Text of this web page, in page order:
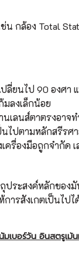
น กล้อง Total
ยนไป 90 องศา
ลงเล็กน้อย
เลนส์ตาตรงอาจ
นไปตามหลักสรีรศ
รื่องมือถูกจำกัด
ประสงค์หลักขอ
ารสังเกตเป็นไ
เบอร์วัน อินสตรูเม้